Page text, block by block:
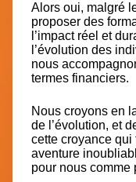
Alors oui, malgré
proposer des
l’impact réel et
l’évolution des
nous
termes financiers.
Nous croyons en
de l’évolution, et
cette croyance
aventure
pour nous comme